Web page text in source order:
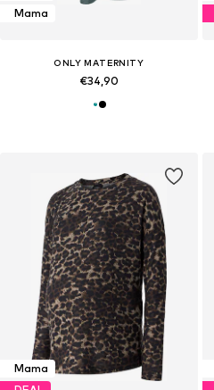
Mama
ONLY MATERNITY
€34,90
Mama